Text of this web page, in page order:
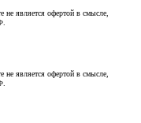
не является офертой в смысле,
не является офертой в смысле,